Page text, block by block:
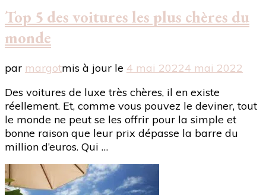
Top 5 des voitures les plus chères du
monde
par margotmis à jour le 4 mai 20224 mai 2022
Des voitures de luxe très chères, il en existe
réellement. Et, comme vous pouvez le deviner, tout
le monde ne peut se les offrir pour la simple et
bonne raison que leur prix dépasse la barre du
million d’euros. Qui …